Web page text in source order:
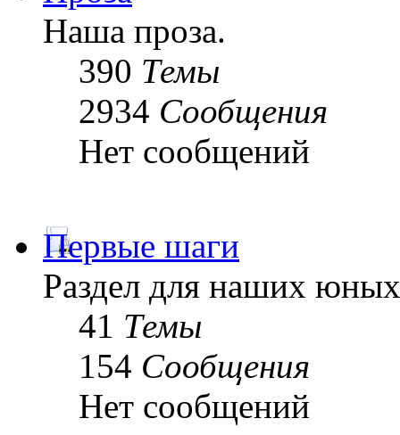
Наша проза.
390 Темы
2934 Сообщения
Нет сообщений
Первые шаги
Раздел для наших
41 Темы
154 Сообщения
Нет сообщений